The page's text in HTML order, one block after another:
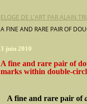
ELOGE DE L'ART PAR ALAIN
A FINE AND RARE PAIR OF
3 juin 2010
A fine and rare pair of
marks within double-
A fine and rare pair of